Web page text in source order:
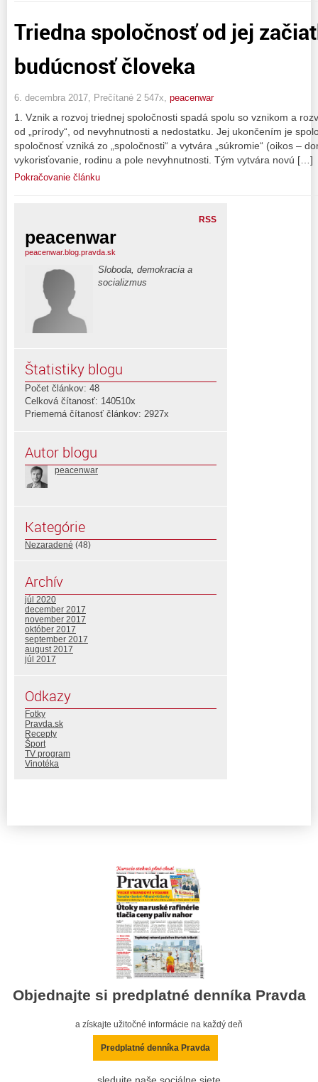
Triedna spoločnosť od jej
budúcnosť človeka
6. decembra 2017, Prečítané 2 547x, peacenwar
1. Vznik a rozvoj triednej spoločnosti spadá spolu so vznikom a
od „prírody“, od nevyhnutnosti a nedostatku. Jej ukončením je
spoločnosť vzniká zo „spoločnosti“ a vytvára „súkromie“ (oikos –
vykorisťovanie, rodinu a pole nevyhnutnosti. Tým vytvára novú […]
Pokračovanie článku
RSS
peacenwar
peacenwar.blog.pravda.sk
Sloboda, demokracia a
socializmus
Štatistiky blogu
Počet článkov: 48
Celková čítanosť: 140510x
Priemerná čítanosť článkov: 2927x
Autor blogu
peacenwar
Kategórie
Nezaradené (48)
Archív
júl 2020
december 2017
november 2017
október 2017
september 2017
august 2017
júl 2017
Odkazy
Fotky
Pravda.sk
Recepty
Šport
TV program
Vinotéka
Objednajte si predplatné denníka Pravda
a získajte užitočné informácie na každý deň
Predplatné denníka Pravda